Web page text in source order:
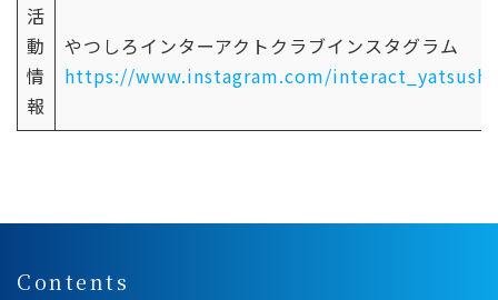
活
動
情
報
やつしろインターアクトクラブインスタグラム
https://www.instagram.com/
Contents